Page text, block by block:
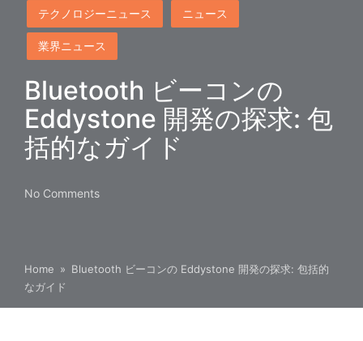
Posted
in
テクノロジーニュース ニュース
業界ニュース
Bluetooth ビーコンの
Eddystone 開発の探求: 包
括的なガイド
No Comments
Home » Bluetooth ビーコンの Eddystone 開発の探求: 包括的
なガイド